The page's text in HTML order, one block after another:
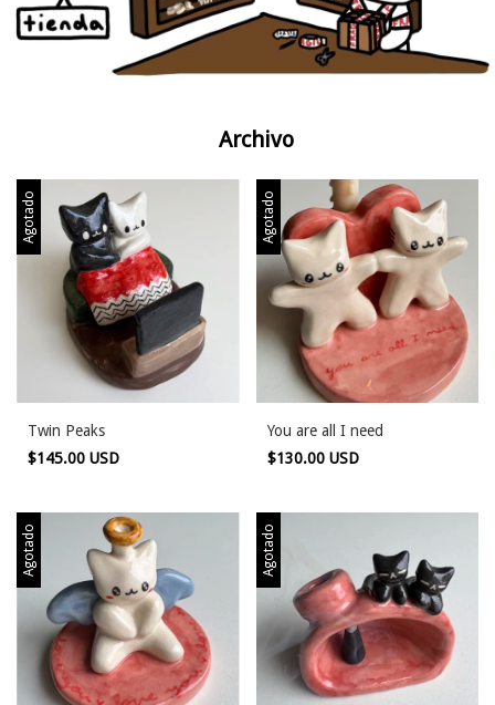
Archivo
Agotado
Twin Peaks
$145.00 USD
Agotado
You are all I need
$130.00 USD
Agotado Agotado